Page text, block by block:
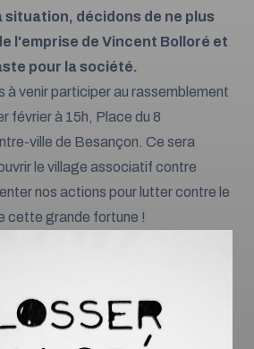
situation, décidons de ne plus
l'emprise de Vincent Bolloré et
pour la société.
à venir participer au rassemblement
février à 15h, Place du 8
ville de Besançon. Ce sera
le village associatif contre
nos actions pour lutter contre le
cette grande fortune !